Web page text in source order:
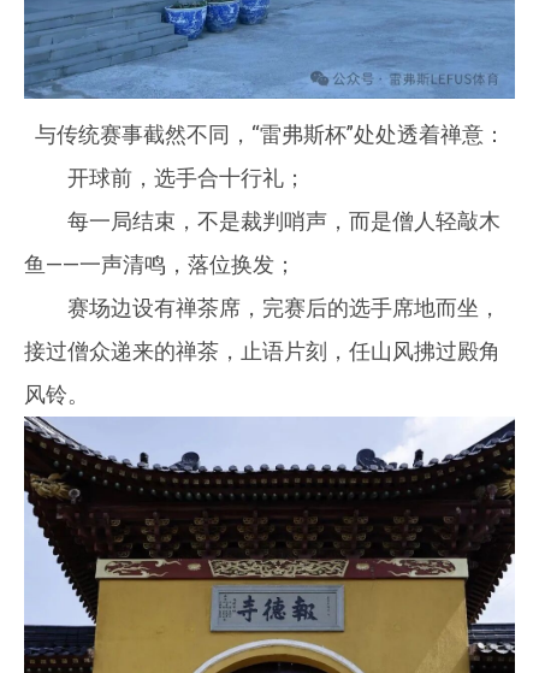
与传统赛事截然不同，“雷弗斯杯”处处透着禅意：
开球前，选手合十行礼；
每一局结束，不是裁判哨声，而是僧人轻敲木
鱼——一声清鸣，落位换发；
赛场边设有禅茶席，完赛后的选手席地而坐，
接过僧众递来的禅茶，止语片刻，任山风拂过殿角
风铃。